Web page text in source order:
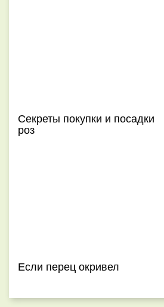
Секреты покупки и посадки
роз
Если перец окривел